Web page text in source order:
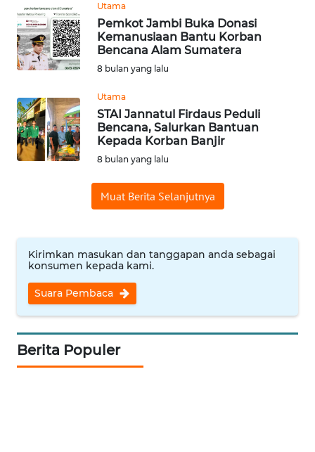
Utama
Pemkot Jambi Buka Donasi
Kemanusiaan Bantu Korban
Bencana Alam Sumatera
8 bulan yang lalu
Utama
STAI Jannatul Firdaus Peduli
Bencana, Salurkan Bantuan
Kepada Korban Banjir
8 bulan yang lalu
Muat Berita Selanjutnya
Kirimkan masukan dan tanggapan anda sebagai
konsumen kepada kami.
Suara Pembaca
Berita Populer
WN
TANGERANG
WN
WN
CIREBON
WN
MAJALENGKA
SUBANG